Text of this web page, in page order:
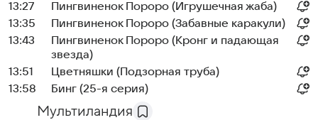
13:27
Пингвиненок Пороро (Игрушечная жаба)
13:35
Пингвиненок Пороро (Забавные каракули)
13:43
Пингвиненок Пороро (Кронг и падающая
звезда)
13:51
Цветняшки (Подзорная труба)
13:58
Бинг (25-я серия)
Мультиландия